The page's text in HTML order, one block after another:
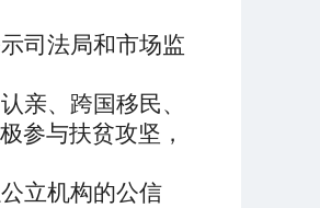
司法局和市场监
认亲、 跨国移民、
参与扶贫攻坚，
立机构的公信